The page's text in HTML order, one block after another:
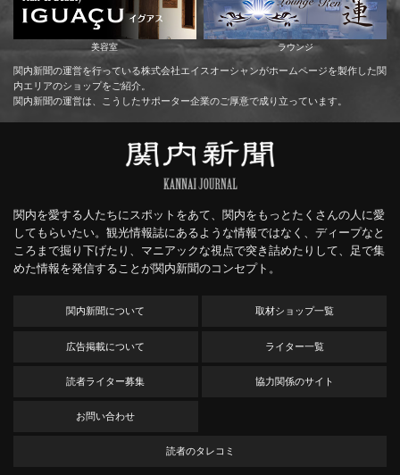
美容室 ラウンジ
関内新聞の運営を行っている株式会社エイスオーシャンがホームページを製作した関
内エリアのショップをご紹介。
関内新聞の運営は、こうしたサポーター企業のご厚意で成り立っています。
関内を愛する人たちにスポットをあて、関内をもっとたくさんの人に愛
してもらいたい。観光情報誌にあるような情報ではなく、ディープなと
ころまで掘り下げたり、マニアックな視点で突き詰めたりして、足で集
めた情報を発信することが関内新聞のコンセプト。
関内新聞について 取材ショップ一覧
広告掲載について ライター一覧
読者ライター募集 協力関係のサイト
お問い合わせ
読者のタレコミ